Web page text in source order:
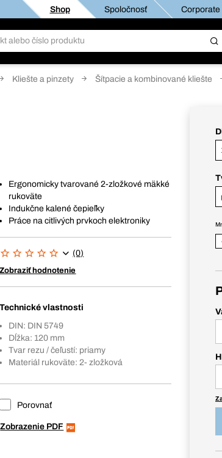
Shop Spoločnosť Corporate
Kliešte a pinzety Šítpacie a kombinované kliešte
Ergonomicky tvarované 2-zložkové mäkké
rukoväte
Indukčne kalené čepieľky
Práce na citlivých prvkoch elektroniky
(0)
Zobraziť hodnotenie
Technické vlastnosti
DIN: DIN 5749
Dĺžka: 120 mm
Tvar rezu / čeľustí: priamy
Materiál rukoväte: 2- zložková
Porovnať
Zobrazenie PDF